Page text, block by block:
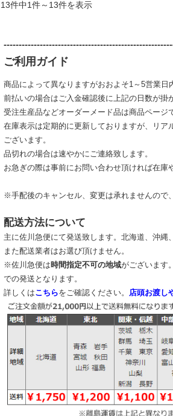
13件中1件～13件を表示
ご利用ガイド
商品によって異なりますがおおよそ1～5営業日
前払いの場合はご入金確認後に上記の日数が掛
受注生産品などオーダーメード品は商品ページ
在庫表示は定期的に更新しておりますが、リ
ございます。
品切れの場合は速やかにご連絡致します。
お急ぎの際は事前にお問い合わせ頂ければ在庫
※手配後のキャンセル、変更は承れませんので
配送方法について
主に佐川急便にて発送致します。北海道、沖縄
また配送業者はお選び頂けません。
※佐川急便は時間指定不可の地域がございます
での発送となります。
詳しくはこちらをご確認ください。 店頭お渡し